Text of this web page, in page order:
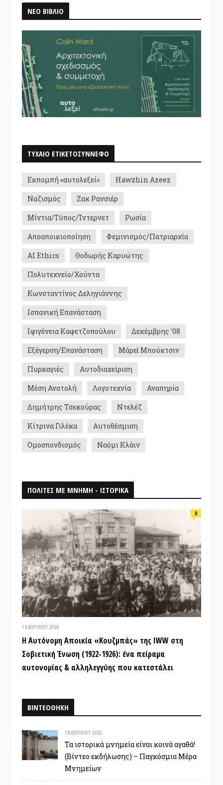
ΝΕΟ ΒΙΒΛΙΟ
ΤΥΧΑΙΟ ΕΤΙΚΕΤΟΣΥΝΝΕΦΟ
Εκπομπή «αυτολεξεί»
Hawzhin Azeez
Ναζισμός
Ζακ Ρανσιέρ
Μίντια/Τύπος/Ίντερνετ
Ρωσία
Αποαποικιοποίηση
Φεμινισμός/Πατριαρχία
AI Ethics
Θοδωρής Καρυώτης
Πολυτεχνείο/Χούντα
Κωνσταντίνος Δεληγιάννης
Ισπανική Επανάσταση
Ιφιγένεια Καφετζοπούλου
Δεκέμβρης '08
Εξέγερση/Επανάσταση
Μάρεϊ Μπούκτσιν
Πυρκαγιές
Αυτοδιαχείριση
Μέση Ανατολή
Λογοτεχνία
Αναπηρία
Δημήτρης Τσεκούρας
Ντελέζ
Κίτρινα Γιλέκα
Αυτοθέσμιση
Ομοσπονδισμός
Ναόμι Κλάιν
ΠΟΛΙΤΕΣ ΜΕ ΜΝΗΜΗ - ΙΣΤΟΡΙΚΑ
0
14 ΑΠΡΙΛΊΟΥ 2026
Η Αυτόνομη Αποικία «Κουζμπάς» της IWW στη
Σοβιετική Ένωση (1922-1926): ένα πείραμα
αυτονομίας & αλληλεγγύης που κατεστάλει
ΒΙΝΤΕΟΘΗΚΗ
18 ΑΠΡΙΛΊΟΥ 2026
Τα ιστορικά μνημεία είναι κοινά αγαθά!
(Βίντεο εκδήλωσης) – Παγκόσμια Μέρα
Μνημείων